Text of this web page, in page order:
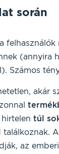
során
felhasználók
(annyira
Számos
akár
túl
találkoznak.
az